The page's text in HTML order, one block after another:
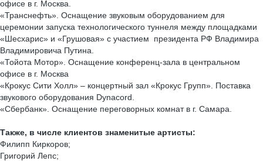
офисе в г. Москва.
«Транснефть». Оснащение звуковым оборудованием для
церемонии запуска технологического туннеля между площадками
«Шесхарис» и «Грушовая» с участием президента РФ Владимира
Владимировича Путина.
«Тойота Мотор». Оснащение конференц-зала в центральном
офисе в г. Москва
«Крокус Сити Холл» – концертный зал «Крокус Групп». Поставка
звукового оборудования Dynacord.
«Сбербанк». Оснащение переговорных комнат в г. Самара.
Также, в числе клиентов знаменитые артисты:
Филипп Киркоров;
Григорий Лепс;